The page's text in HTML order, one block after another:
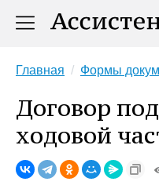
Главная Формы
Договор
ходовой